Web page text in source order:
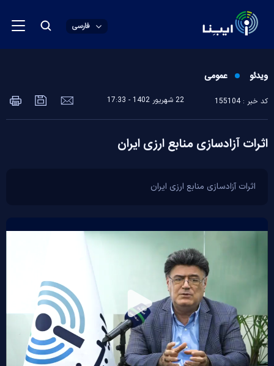
فارسی
ویدئو عمومی
کد خبر : 155104 22 شهريور 1402 - 17:33
اثرات آزادسازی منابع ارزی ایران
اثرات آزادسازی منابع ارزی ایران
Play
Video